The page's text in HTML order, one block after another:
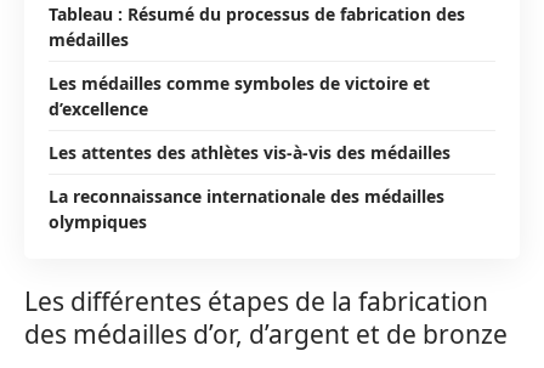
Tableau : Résumé du processus de fabrication des
médailles
Les médailles comme symboles de victoire et
d’excellence
Les attentes des athlètes vis-à-vis des médailles
La reconnaissance internationale des médailles
olympiques
Les différentes étapes de la fabrication
des médailles d’or, d’argent et de bronze